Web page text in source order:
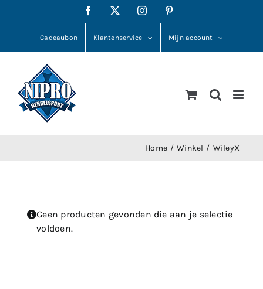
Facebook Instagram
Cadeaubon Klantenservice Mijn account
Home Winkel WileyX
Geen producten gevonden die aan je selectie
voldoen.